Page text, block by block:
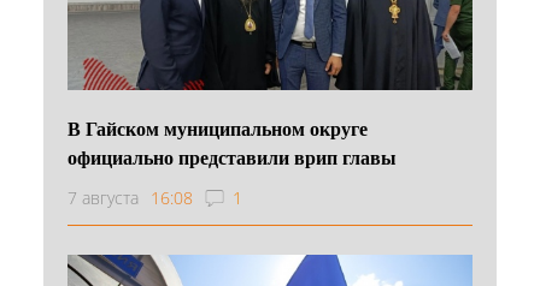
В Гайском муниципальном округе
официально представили врип главы
7 августа 16:08 1